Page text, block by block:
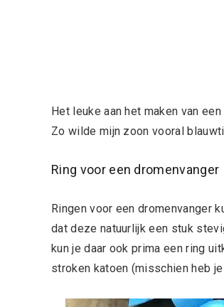
Het leuke aan het maken van
Zo wilde mijn zoon vooral
Ring voor een dromenvanger
Ringen voor een dromenvanger
dat deze natuurlijk een stuk
kun je daar ook prima een ring
stroken katoen (misschien heb